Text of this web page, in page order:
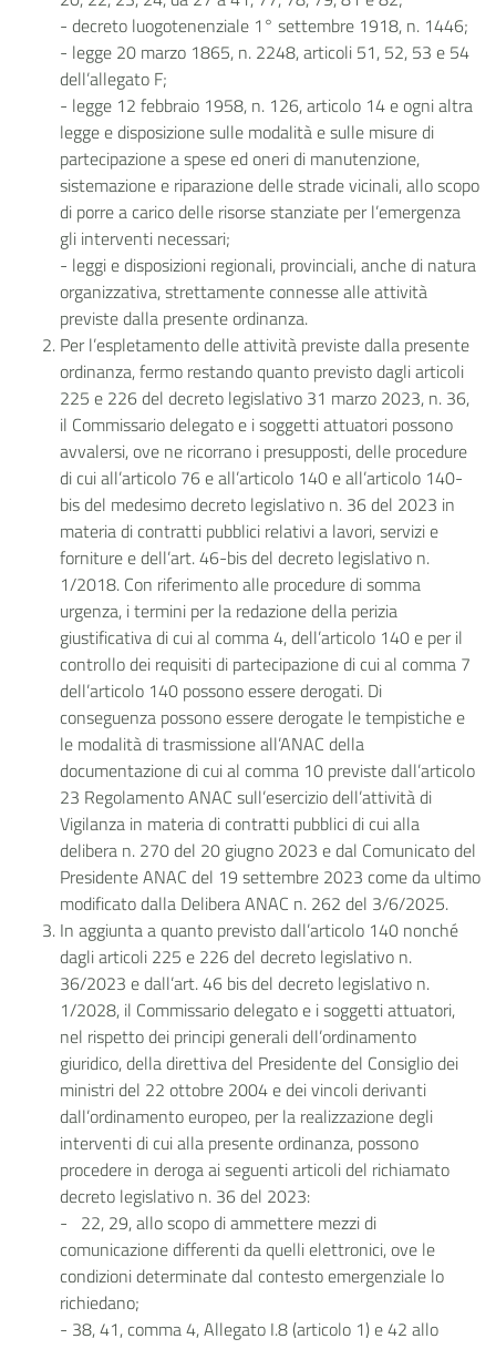
- decreto luogotenenziale 1° settembre 1918, n. 1446;
- legge 20 marzo 1865, n. 2248, articoli 51, 52, 53 e 54
dell’allegato F;
- legge 12 febbraio 1958, n. 126, articolo 14 e ogni altra
legge e disposizione sulle modalità e sulle misure di
partecipazione a spese ed oneri di manutenzione,
sistemazione e riparazione delle strade vicinali, allo scopo
di porre a carico delle risorse stanziate per l’emergenza
gli interventi necessari;
- leggi e disposizioni regionali, provinciali, anche di natura
organizzativa, strettamente connesse alle attività
previste dalla presente ordinanza.
Per l’espletamento delle attività previste dalla presente
ordinanza, fermo restando quanto previsto dagli articoli
225 e 226 del decreto legislativo 31 marzo 2023, n. 36,
il Commissario delegato e i soggetti attuatori possono
avvalersi, ove ne ricorrano i presupposti, delle procedure
di cui all’articolo 76 e all’articolo 140 e all’articolo 140-
bis del medesimo decreto legislativo n. 36 del 2023 in
materia di contratti pubblici relativi a lavori, servizi e
forniture e dell’art. 46-bis del decreto legislativo n.
1/2018. Con riferimento alle procedure di somma
urgenza, i termini per la redazione della perizia
giustificativa di cui al comma 4, dell’articolo 140 e per il
controllo dei requisiti di partecipazione di cui al comma 7
dell’articolo 140 possono essere derogati. Di
conseguenza possono essere derogate le tempistiche e
le modalità di trasmissione all’ANAC della
documentazione di cui al comma 10 previste dall’articolo
23 Regolamento ANAC sull’esercizio dell’attività di
Vigilanza in materia di contratti pubblici di cui alla
delibera n. 270 del 20 giugno 2023 e dal Comunicato del
Presidente ANAC del 19 settembre 2023 come da ultimo
modificato dalla Delibera ANAC n. 262 del 3/6/2025.
In aggiunta a quanto previsto dall’articolo 140 nonché
dagli articoli 225 e 226 del decreto legislativo n.
36/2023 e dall’art. 46 bis del decreto legislativo n.
1/2028, il Commissario delegato e i soggetti attuatori,
nel rispetto dei principi generali dell’ordinamento
giuridico, della direttiva del Presidente del Consiglio dei
ministri del 22 ottobre 2004 e dei vincoli derivanti
dall’ordinamento europeo, per la realizzazione degli
interventi di cui alla presente ordinanza, possono
procedere in deroga ai seguenti articoli del richiamato
decreto legislativo n. 36 del 2023:
- 22, 29, allo scopo di ammettere mezzi di
comunicazione differenti da quelli elettronici, ove le
condizioni determinate dal contesto emergenziale lo
richiedano;
- 38, 41, comma 4, Allegato I.8 (articolo 1) e 42 allo